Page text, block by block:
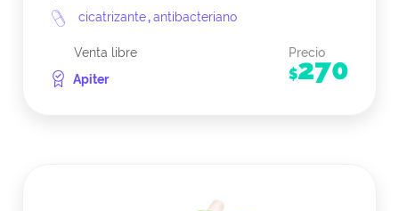
cicatrizante,antibacteriano
Venta libre
Apiter
Precio
$270